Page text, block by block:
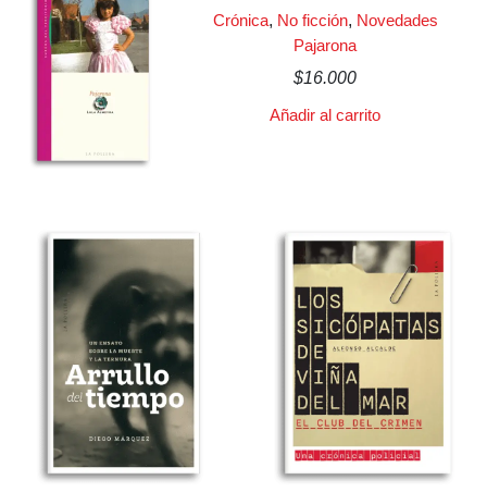
Crónica, No ficción, Novedades
Pajarona
$16.000
Añadir al carrito